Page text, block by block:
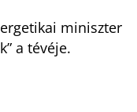
miniszter
a tévéje.